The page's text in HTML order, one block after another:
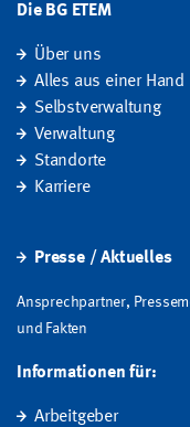
Die BG ETEM
Über uns
Alles aus einer Hand
Selbstverwaltung
Verwaltung
Standorte
Karriere
Presse / Aktuelles
Ansprechpartner,
und Fakten
Informationen für:
Arbeitgeber